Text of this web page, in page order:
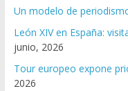
Un modelo de
León XIV en España:
junio, 2026
Tour europeo expone
2026